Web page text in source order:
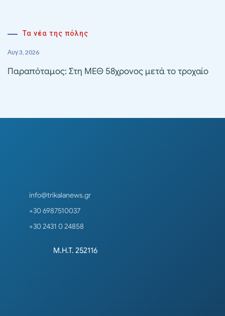
Τα νέα της πόλης
Αυγ 3, 2026
Παραπόταμος: Στη ΜΕΘ 58χρονος μετά το τροχαίο
info@trikalanews.gr
+30 6987510037
+30 2431 0 24858
Μ.Η.Τ. 252116